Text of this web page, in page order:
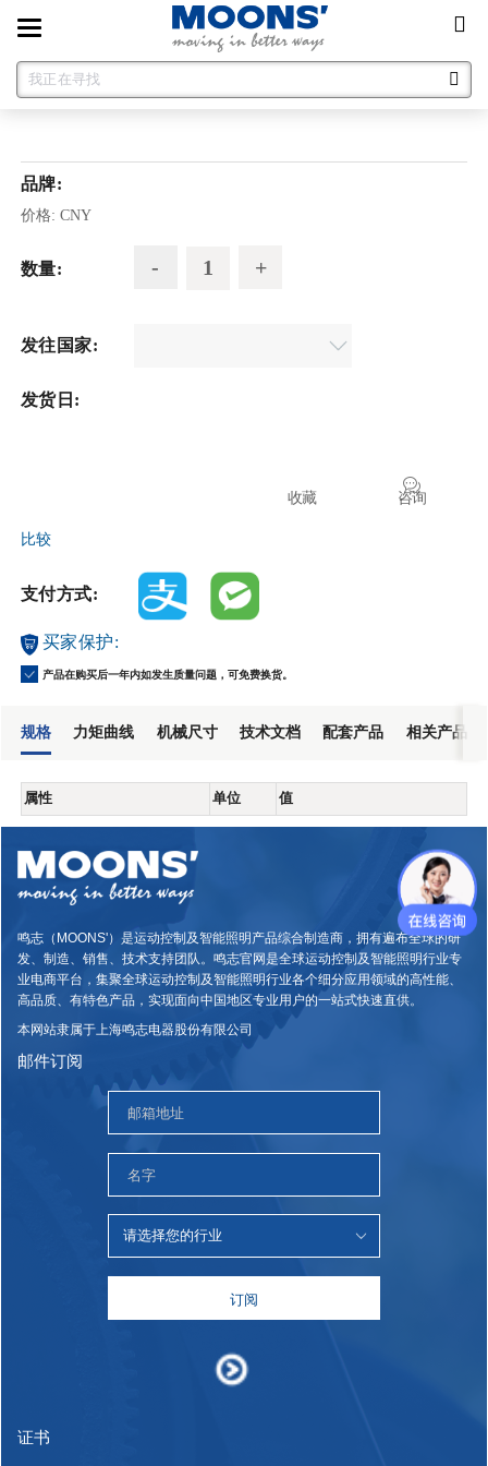
Toggle
navigation
品牌:
价格: CNY
数量:
发往国家:
发货日:
咨询
收藏
比较
支付方式:
买家保护:
产品在购买后一年内如发生质量问题，可免费换货。
规格 力矩曲线 机械尺寸 技术文档 配套产品 相关产品
属性 单位 值
鸣志（MOONS'）是运动控制及智能照明产品综合制造商，拥有遍布全球的研
发、制造、销售、技术支持团队。鸣志官网是全球运动控制及智能照明行业专
业电商平台，集聚全球运动控制及智能照明行业各个细分应用领域的高性能、
高品质、有特色产品，实现面向中国地区专业用户的一站式快速直供。
本网站隶属于上海鸣志电器股份有限公司
邮件订阅
订阅
证书